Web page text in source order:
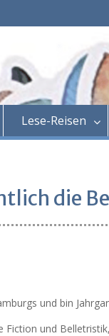
Lese-Reisen
die
und bin
Fiction und